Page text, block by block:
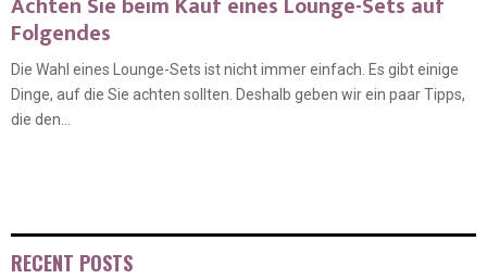
Folgendes
Die Wahl eines Lounge-Sets ist nicht immer einfach. Es gibt einige
Dinge, auf die Sie achten sollten. Deshalb geben wir ein paar Tipps,
die den...
RECENT POSTS